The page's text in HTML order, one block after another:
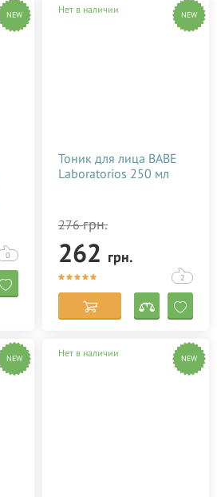
NEW
0
Нет в наличии NEW
Тоник для лица BABE
Laboratorios 250 мл
276грн.
262 грн.
2
NEW Нет в наличии NEW